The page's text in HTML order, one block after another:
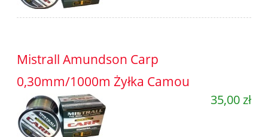
Mistrall Amundson Carp
0,30mm/1000m Żyłka Camou
35,00 zł